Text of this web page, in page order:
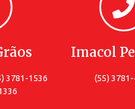
3781-1536
Imacol
(55)